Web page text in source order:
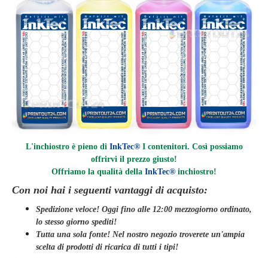
L'inchiostro è pieno di InkTec® I contenitori. Così possiamo
offrirvi il prezzo giusto!
Offriamo la qualità della InkTec® inchiostro!
Con noi hai i seguenti vantaggi di acquisto:
Spedizione veloce! Oggi fino alle 12:00 mezzogiorno ordinato,
lo stesso giorno spediti!
Tutta una sola fonte! Nel nostro negozio troverete un'ampia
scelta di prodotti di ricarica di tutti i tipi!